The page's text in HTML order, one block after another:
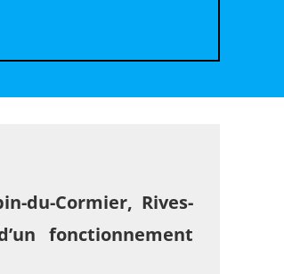
du-Cormier, Rives-
fonctionnement